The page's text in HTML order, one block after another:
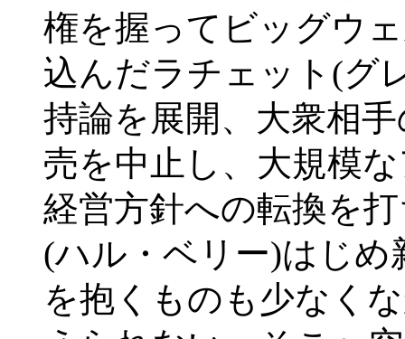
権を握ってビッグウ
込んだラチェット(グ
持論を展開、大衆相
売を中止し、大規模
経営方針への転換を
(ハル・ベリー)はじめ
を抱くものも少なく